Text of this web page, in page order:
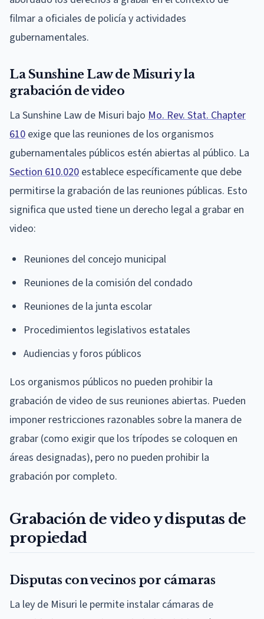
filmar a oficiales de policía y actividades
gubernamentales.
La Sunshine Law de Misuri y la
grabación de video
La Sunshine Law de Misuri bajo Mo. Rev. Stat. Chapter
610 exige que las reuniones de los organismos
gubernamentales públicos estén abiertas al público. La
Section 610.020 establece específicamente que debe
permitirse la grabación de las reuniones públicas. Esto
significa que usted tiene un derecho legal a grabar en
video:
Reuniones del concejo municipal
Reuniones de la comisión del condado
Reuniones de la junta escolar
Procedimientos legislativos estatales
Audiencias y foros públicos
Los organismos públicos no pueden prohibir la
grabación de video de sus reuniones abiertas. Pueden
imponer restricciones razonables sobre la manera de
grabar (como exigir que los trípodes se coloquen en
áreas designadas), pero no pueden prohibir la
grabación por completo.
Grabación de video y disputas de
propiedad
Disputas con vecinos por cámaras
La ley de Misuri le permite instalar cámaras de